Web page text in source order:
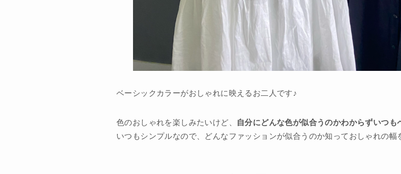
ベーシックカラーがおしゃれに映えるお二人です♪
色のおしゃれを楽しみたいけど、 自分にどんな色が似合うのかわからずいつも
いつもシンプルなので、どんなファッションが似合うのか知っておしゃれの幅